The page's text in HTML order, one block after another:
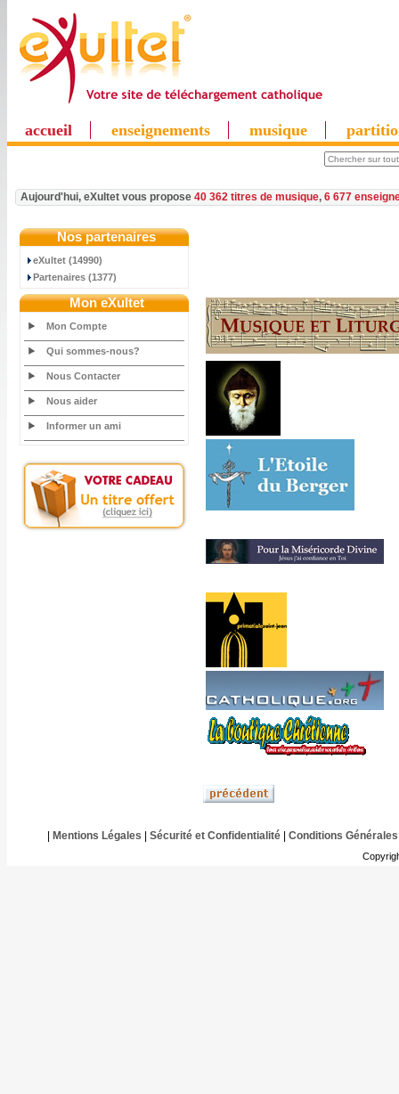
accueil enseignements musique
Aujourd'hui, eXultet vous propose 40 362 titres de musique, 6 677
Nos partenaires
eXultet (14990)
Partenaires (1377)
Mon eXultet
Mon Compte
Qui sommes-nous?
Nous Contacter
Nous aider
Informer un ami
Mentions Légales Sécurité et Confidentialité| Conditions Générales